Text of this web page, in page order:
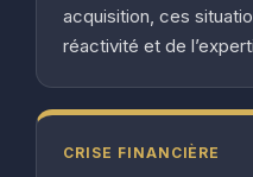
acquisition, ces
réactivité et de
CRISE FINANCIÈRE